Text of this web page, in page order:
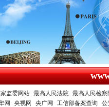
高速路
监委网站 最高人民法院 最高人民检察
网 央视网 央广网 工信部备案查询
公